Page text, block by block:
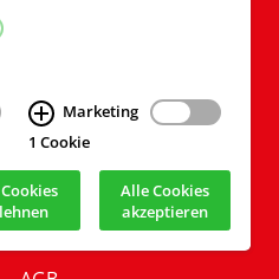
ALLGEMEINES
Marketing
1 Cookie
Alle Cookies
akzeptieren